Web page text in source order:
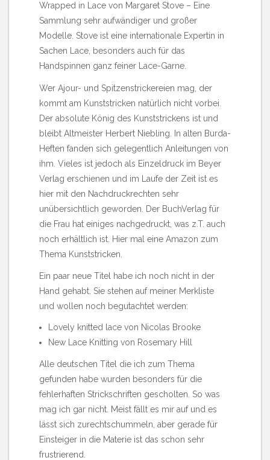
Wrapped in Lace von Margaret Stove – Eine
Sammlung sehr aufwändiger und großer
Modelle. Stove ist eine internationale Expertin in
Sachen Lace, besonders auch für das
Handspinnen ganz feiner Lace-Garne.
Wer Ajour- und Spitzenstrickereien mag, der
kommt am Kunststricken natürlich nicht vorbei.
Der absolute König des Kunststrickens ist und
bleibt Altmeister Herbert Niebling. In alten Burda-
Heften fanden sich gelegentlich Anleitungen von
ihm. Vieles ist jedoch als Einzeldruck im Beyer
Verlag erschienen und im Laufe der Zeit ist es
hier mit den Nachdruckrechten sehr
unübersichtlich geworden. Der BuchVerlag für
die Frau hat einiges nachgedruckt, was z.T. auch
noch erhältlich ist. Hier mal eine Amazon zum
Thema Kunststricken
Ein paar neue Titel habe ich noch nicht in der
Hand gehabt. Sie stehen auf meiner Merkliste
und wollen noch begutachtet werden:
Lovely knitted lace von Nicolas Brooke
New Lace Knitting von Rosemary Hill
Alle deutschen Titel die ich zum Thema
gefunden habe wurden besonders für die
fehlerhaften Strickschriften gescholten. So was
mag ich gar nicht. Meist fällt es mir auf und es
lässt sich zurechtschummeln, aber gerade für
Einsteiger in die Materie ist das schon sehr
frustrierend.